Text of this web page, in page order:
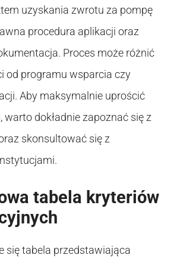
uzyskania zwrotu za pompę
procedura aplikacji oraz
Proces może różnić
od programu wsparcia czy
Aby maksymalnie uprościć
warto dokładnie zapoznać się z
skonsultować się z
tabela kryteriów
się tabela przedstawiająca